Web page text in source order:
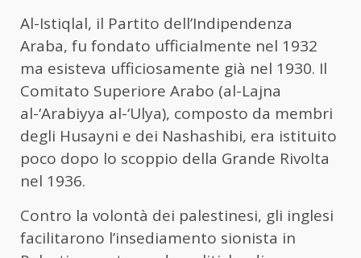
Al-Istiqlal, il Partito dell’Indipendenza
Araba, fu fondato ufficialmente nel 1932
ma esisteva ufficiosamente già nel 1930. Il
Comitato Superiore Arabo (al-Lajna
al-‘Arabiyya al-‘Ulya), composto da membri
degli Husayni e dei Nashashibi, era istituito
poco dopo lo scoppio della Grande Rivolta
nel 1936.
Contro la volontà dei palestinesi, gli inglesi
facilitarono l’insediamento sionista in